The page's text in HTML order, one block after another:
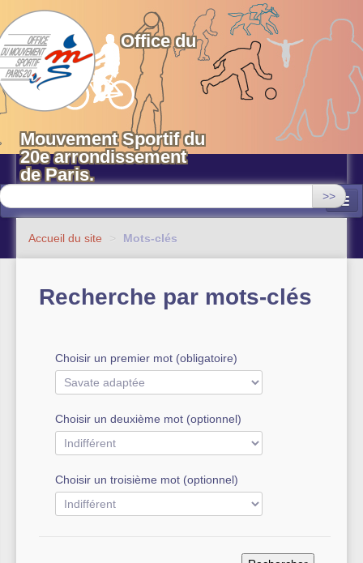
OMS 20 Paris
Office du
Mouvement Sportif du
20e arrondissement
de Paris.
>>
Equipements sportifs municipaux
OMS 20
Actualités
Autre équipement sportif
Actualités des associations
Accueil du site > Mots-clés
Recherche par mots-clés
Choisir un premier mot (obligatoire)
Choisir un deuxième mot (optionnel)
Choisir un troisième mot (optionnel)